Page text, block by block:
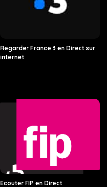
Regarder France 3 en Direct sur
internet
Ecouter FIP en Direct